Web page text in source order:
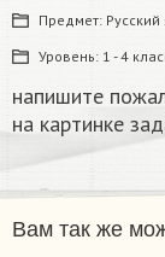
Предмет: Русский
Уровень: 1 - 4
напишите
на картинке
Вам так же